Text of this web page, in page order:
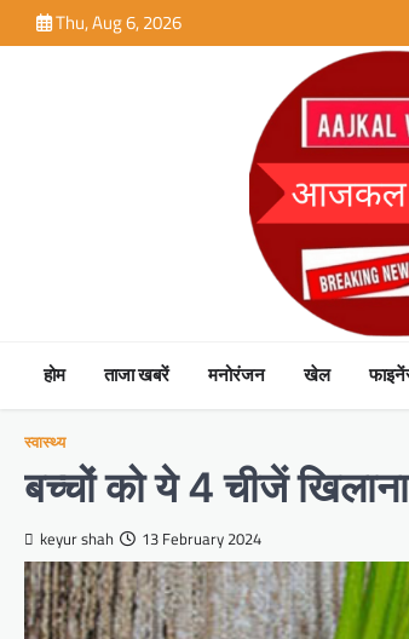
to
Thu, Aug 6, 2026
होम ताजा खबरें मनोरंजन खेल
स्वास्थ्य
बच्चों को ये 4 चीजें
keyur shah 13 February 2024